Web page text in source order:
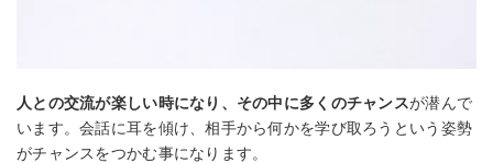
人との交流が楽しい時になり、その中に多くのチャンスが潜んで
います。会話に耳を傾け、相手から何かを学び取ろうという姿勢
がチャンスをつかむ事になります。